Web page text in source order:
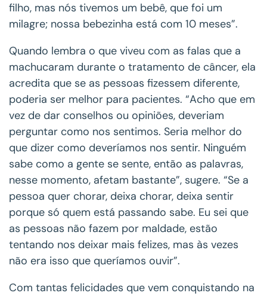
filho, mas nós tivemos um bebê, que foi um
milagre; nossa bebezinha está com 10 meses”.
Quando lembra o que viveu com as falas que a
machucaram durante o tratamento de câncer, ela
acredita que se as pessoas fizessem diferente,
poderia ser melhor para pacientes. “Acho que em
vez de dar conselhos ou opiniões, deveriam
perguntar como nos sentimos. Seria melhor do
que dizer como deveríamos nos sentir. Ninguém
sabe como a gente se sente, então as palavras,
nesse momento, afetam bastante”, sugere. “Se a
pessoa quer chorar, deixa chorar, deixa sentir
porque só quem está passando sabe. Eu sei que
as pessoas não fazem por maldade, estão
tentando nos deixar mais felizes, mas às vezes
não era isso que queríamos ouvir”.
Com tantas felicidades que vem conquistando na